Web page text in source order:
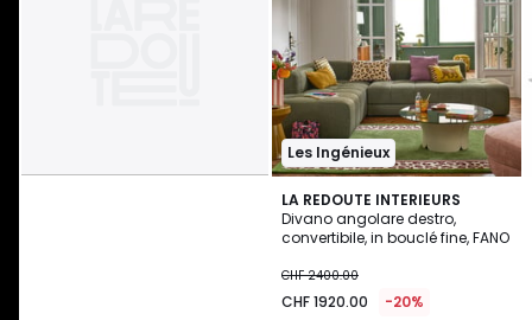
Les Ingénieux
LA REDOUTE INTERIEURS
Divano angolare destro,
convertibile, in bouclé fine, FANO
1920.00
invece
CHF 2400.00
CHF 1920.00 -20%